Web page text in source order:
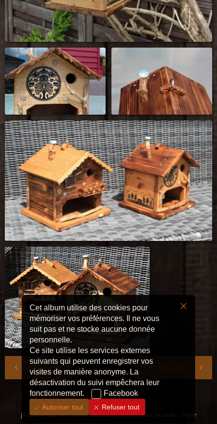
75 Tourla 1
13 images
jAlbum pour la création d'album photo pour le web · Tiger
Cet album utilise des cookies pour
mémoriser vos préférences. Il ne vous
suit pas et ne stocke aucune donnée
personnelle.
Ce site utilise les services externes
suivants qui peuvent enregistrer vos
visites de manière anonyme. La
désactivation du suivi empêchera leur
fonctionnement.
Facebook
Autoriser tout Refuser tout